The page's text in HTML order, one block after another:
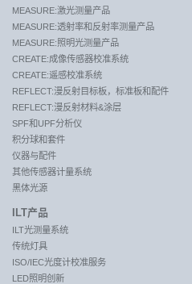
MEASURE:激光测量产品
MEASURE:透射率和反射率测量产品
MEASURE:照明光测量产品
CREATE:成像传感器校准系统
CREATE:遥感校准系统
REFLECT:漫反射目标板，标准板和配件
REFLECT:漫反射材料&涂层
SPF和UPF分析仪
积分球和套件
仪器与配件
其他传感器计量系统
黑体光源
ILT产品
ILT光测量系统
传统灯具
ISO/IEC光度计校准服务
LED照明创新